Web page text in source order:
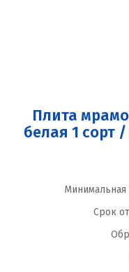
Плита
белая 1 сорт
Минимальная
Срок